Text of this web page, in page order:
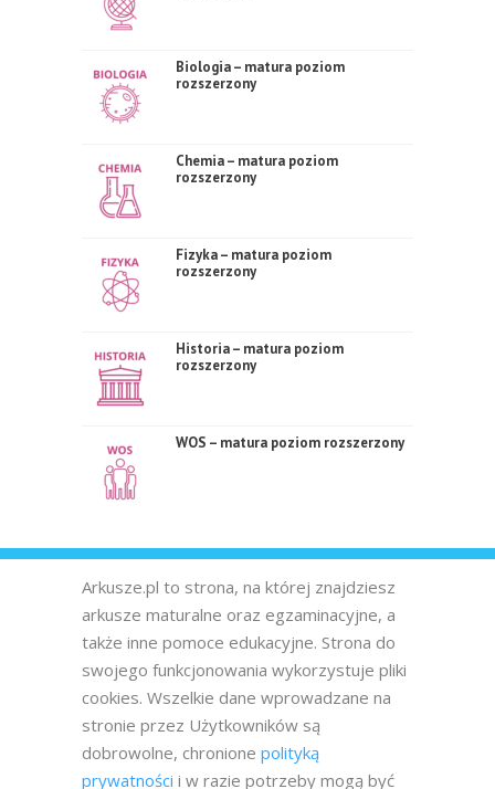
Biologia – matura poziom
rozszerzony
Chemia – matura poziom
rozszerzony
Fizyka – matura poziom
rozszerzony
Historia – matura poziom
rozszerzony
WOS – matura poziom rozszerzony
Arkusze.pl to strona, na której znajdziesz
arkusze maturalne oraz egzaminacyjne, a
także inne pomoce edukacyjne. Strona do
swojego funkcjonowania wykorzystuje pliki
cookies. Wszelkie dane wprowadzane na
stronie przez Użytkowników są
dobrowolne, chronione polityką
prywatności i w razie potrzeby mogą być